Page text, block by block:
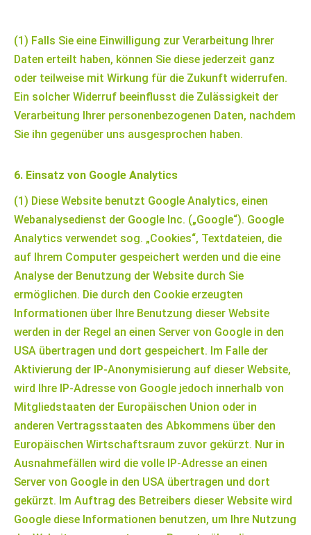
(1) Falls Sie eine Einwilligung zur Verarbeitung Ihrer
Daten erteilt haben, können Sie diese jederzeit ganz
oder teilweise mit Wirkung für die Zukunft widerrufen.
Ein solcher Widerruf beeinflusst die Zulässigkeit der
Verarbeitung Ihrer personenbezogenen Daten, nachdem
Sie ihn gegenüber uns ausgesprochen haben.
6. Einsatz von Google Analytics
(1) Diese Website benutzt Google Analytics, einen
Webanalysedienst der Google Inc. („Google“). Google
Analytics verwendet sog. „Cookies“, Textdateien, die
auf Ihrem Computer gespeichert werden und die eine
Analyse der Benutzung der Website durch Sie
ermöglichen. Die durch den Cookie erzeugten
Informationen über Ihre Benutzung dieser Website
werden in der Regel an einen Server von Google in den
USA übertragen und dort gespeichert. Im Falle der
Aktivierung der IP-Anonymisierung auf dieser Website,
wird Ihre IP-Adresse von Google jedoch innerhalb von
Mitgliedstaaten der Europäischen Union oder in
anderen Vertragsstaaten des Abkommens über den
Europäischen Wirtschaftsraum zuvor gekürzt. Nur in
Ausnahmefällen wird die volle IP-Adresse an einen
Server von Google in den USA übertragen und dort
gekürzt. Im Auftrag des Betreibers dieser Website wird
Google diese Informationen benutzen, um Ihre Nutzung